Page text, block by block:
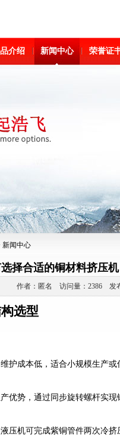
介绍 新闻中心 荣誉证
新闻中心
择合适的铜材料挤压机
作者：匿名 访问量：2386 发
选型
维护成本低，适合小规模生产
产优势，通过同步旋转螺杆实
液压机可完成紫铜管件两次冷